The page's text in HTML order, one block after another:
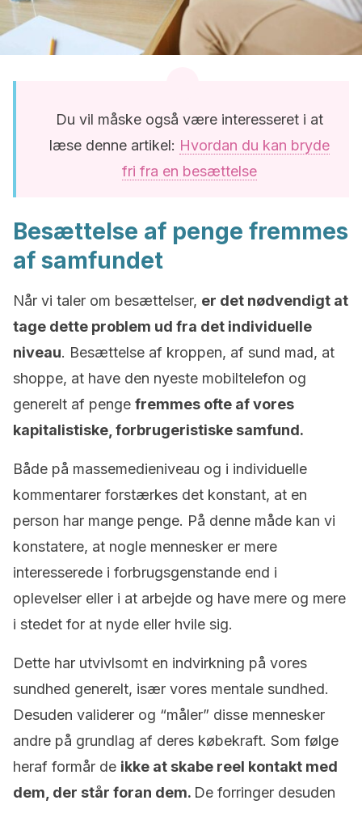
Du vil måske også være interesseret i at
læse denne artikel: Hvordan du kan bryde
fri fra en besættelse
Besættelse af penge fremmes
af samfundet
Når vi taler om besættelser, er det nødvendigt at
tage dette problem ud fra det individuelle
niveau. Besættelse af kroppen, af sund mad, at
shoppe, at have den nyeste mobiltelefon og
generelt af penge fremmes ofte af vores
kapitalistiske, forbrugeristiske samfund.
Både på massemedieniveau og i individuelle
kommentarer forstærkes det konstant, at en
person har mange penge. På denne måde kan vi
konstatere, at nogle mennesker er mere
interesserede i forbrugsgenstande end i
oplevelser eller i at arbejde og have mere og mere
i stedet for at nyde eller hvile sig.
Dette har utvivlsomt en indvirkning på vores
sundhed generelt, især vores mentale sundhed.
Desuden validerer og “måler” disse mennesker
andre på grundlag af deres købekraft. Som følge
heraf formår de ikke at skabe reel kontakt med
dem, der står foran dem. De forringer desuden